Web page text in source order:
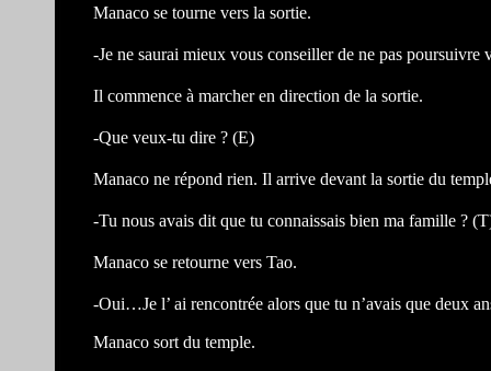
Manaco se tourne vers la sortie.
-Je ne saurai mieux vous conseiller de ne pas
Il commence à marcher en direction de la sortie.
-Que veux-tu dire ? (E)
Manaco ne répond rien. Il arrive devant la sortie du
-Tu nous avais dit que tu connaissais bien ma famille ?
Manaco se retourne vers Tao.
-Oui…Je l’ ai rencontrée alors que tu n’avais que deux
Manaco sort du temple.